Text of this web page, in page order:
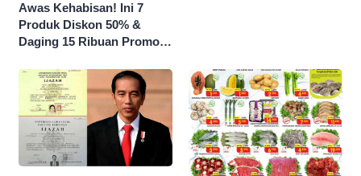
Awas Kehabisan! Ini 7
Produk Diskon 50% &
Daging 15 Ribuan Promo
Malam Ini